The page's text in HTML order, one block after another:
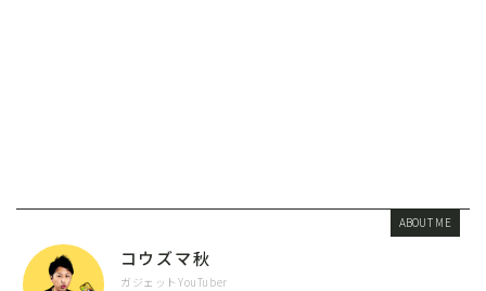
ABOUT ME
コウズマ秋
ガジェットYouTuber